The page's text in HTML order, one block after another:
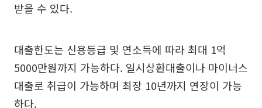
받을 수 있다.
대출한도는 신용등급 및 연소득에 따라 최대 1억
5000만원까지 가능하다. 일시상환대출이나 마이너스
대출로 취급이 가능하며 최장 10년까지 연장이 가능
하다.